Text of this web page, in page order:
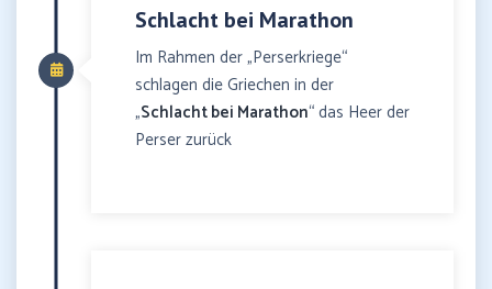
Schlacht bei Marathon
Im Rahmen der „Perserkriege“
schlagen die Griechen in der
„Schlacht bei Marathon“ das Heer der
Perser zurück